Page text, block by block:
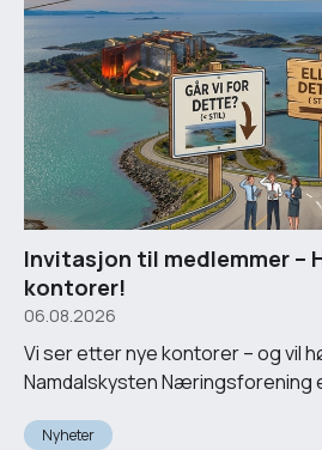
Invitasjon til medlemmer –
kontorer!
06.08.2026
Vi ser etter nye kontorer – og vil
Namdalskysten Næringsforening
Nyheter